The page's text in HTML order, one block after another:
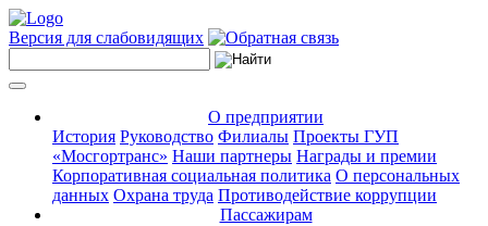
Версия для слабовидящих
О предприятии
История Руководство Филиалы Проекты ГУП
«Мосгортранс» Наши партнеры Награды и премии
Корпоративная социальная политика О персональных
данных Охрана труда Противодействие коррупции
Пассажирам